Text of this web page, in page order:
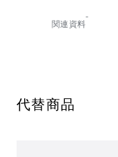
形は用
純な言
間のア
関連資料
-
代替商品